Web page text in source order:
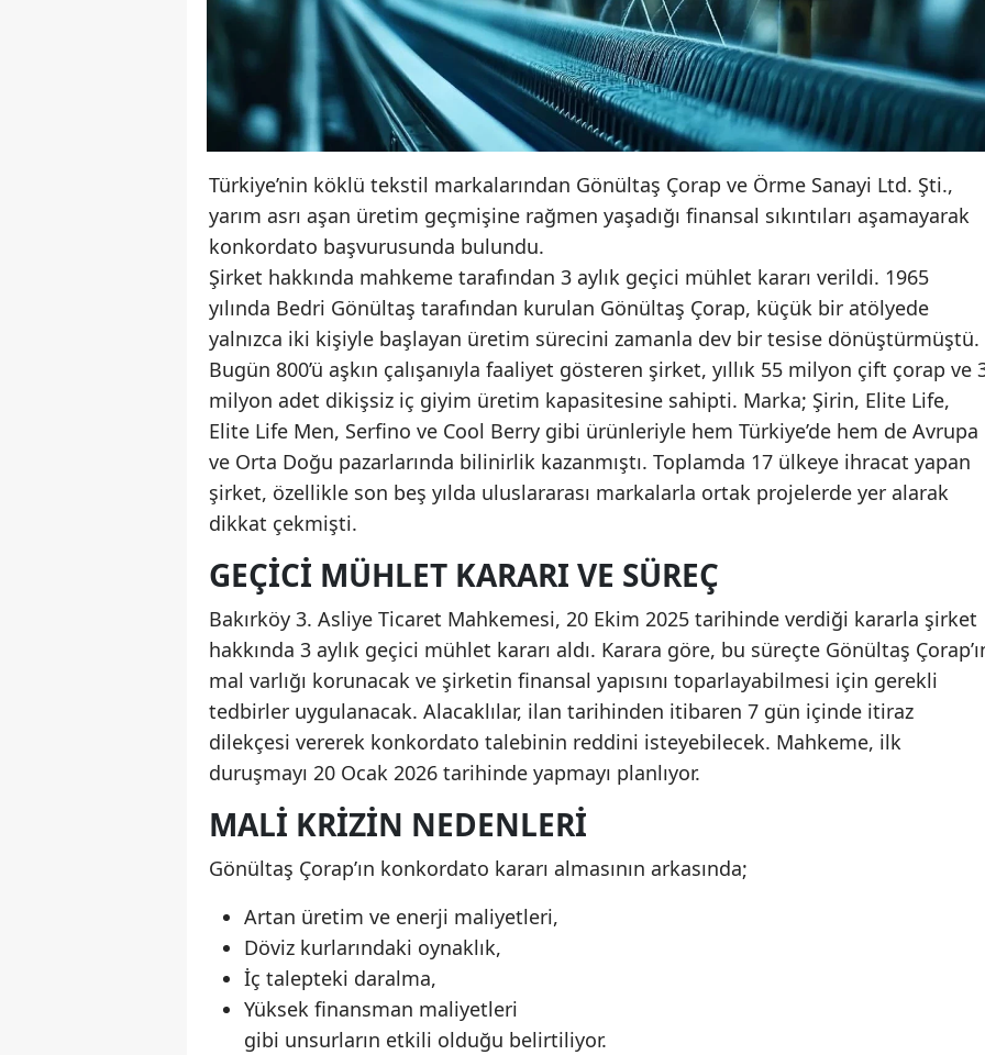
Türkiye’nin köklü tekstil markalarından Gönültaş Çorap ve Örme Sanayi Ltd. Şti.,
yarım asrı aşan üretim geçmişine rağmen yaşadığı finansal sıkıntıları aşamayarak
konkordato başvurusunda bulundu.
Şirket hakkında mahkeme tarafından 3 aylık geçici mühlet kararı verildi. 1965
yılında Bedri Gönültaş tarafından kurulan Gönültaş Çorap, küçük bir atölyede
yalnızca iki kişiyle başlayan üretim sürecini zamanla dev bir tesise dönüştürmüştü.
Bugün 800’ü aşkın çalışanıyla faaliyet gösteren şirket, yıllık 55 milyon çift çorap ve
milyon adet dikişsiz iç giyim üretim kapasitesine sahipti. Marka; Şirin, Elite Life,
Elite Life Men, Serfino ve Cool Berry gibi ürünleriyle hem Türkiye’de hem de Avrupa
ve Orta Doğu pazarlarında bilinirlik kazanmıştı. Toplamda 17 ülkeye ihracat yapan
şirket, özellikle son beş yılda uluslararası markalarla ortak projelerde yer alarak
dikkat çekmişti.
GEÇICI MÜHLET KARARI VE SÜREÇ
Bakırköy 3. Asliye Ticaret Mahkemesi, 20 Ekim 2025 tarihinde verdiği kararla şirket
hakkında 3 aylık geçici mühlet kararı aldı. Karara göre, bu süreçte Gönültaş
mal varlığı korunacak ve şirketin finansal yapısını toparlayabilmesi için gerekli
tedbirler uygulanacak. Alacaklılar, ilan tarihinden itibaren 7 gün içinde itiraz
dilekçesi vererek konkordato talebinin reddini isteyebilecek. Mahkeme, ilk
duruşmayı 20 Ocak 2026 tarihinde yapmayı planlıyor.
MALI KRIZIN NEDENLERI
Gönültaş Çorap’ın konkordato kararı almasının arkasında;
Artan üretim ve enerji maliyetleri,
Döviz kurlarındaki oynaklık,
İç talepteki daralma,
Yüksek finansman maliyetleri
gibi unsurların etkili olduğu belirtiliyor.